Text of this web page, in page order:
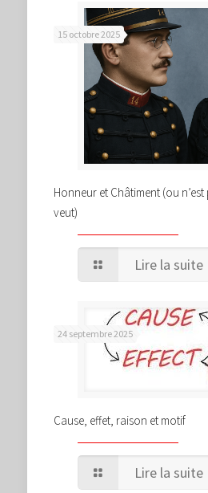
15 octobre 2025
Honneur et Châtiment (ou
veut)
Lire la suite
24 septembre 2025
Cause, effet, raison et motif
Lire la suite